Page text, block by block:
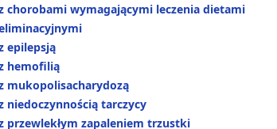
chorobami wymagającymi leczenia dietami
epilepsją
hemofilią
mukopolisacharydozą
niedoczynnością tarczycy
przewlekłym zapaleniem trzustki